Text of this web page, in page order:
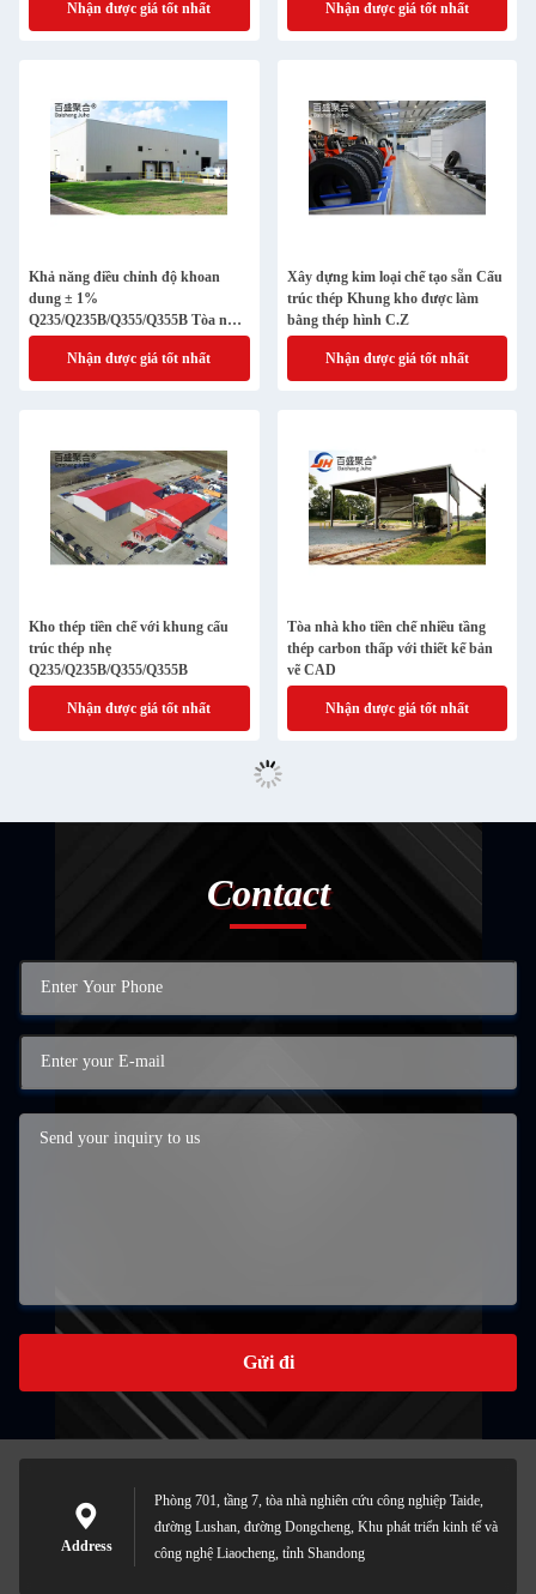
Nhận được giá tốt nhất Nhận được giá tốt nhất
Khả năng điều chỉnh độ khoan
dung ± 1%
Q235/Q235B/Q355/Q355B Tòa nhà
kho thép chế tạo sẵn
Nhận được giá tốt nhất
Xây dựng kim loại chế tạo sẵn Cấu
trúc thép Khung kho được làm
bằng thép hình C.Z
Nhận được giá tốt nhất
Kho thép tiền chế với khung cấu
trúc thép nhẹ
Q235/Q235B/Q355/Q355B
Nhận được giá tốt nhất
Tòa nhà kho tiền chế nhiều tầng
thép carbon thấp với thiết kế bản
vẽ CAD
Nhận được giá tốt nhất
Contact
Gửi đi
Address
Phòng 701, tầng 7, tòa nhà nghiên cứu công nghiệp Taide,
đường Lushan, đường Dongcheng, Khu phát triển kinh tế và
công nghệ Liaocheng, tỉnh Shandong